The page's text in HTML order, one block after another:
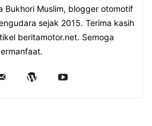
Bukhori Muslim, blogger otomotif
sejak 2015. Terima kasih
beritamotor.net. Semoga